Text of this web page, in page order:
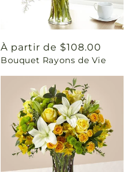
Prix
habituel
À partir de $108.00
Bouquet Rayons de Vie